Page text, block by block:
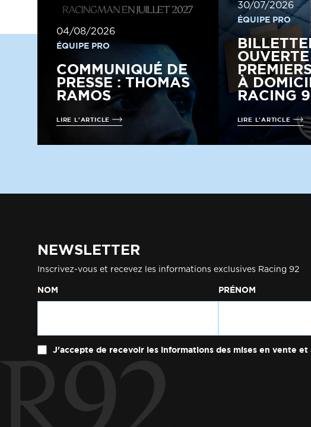
04/08/2026
ÉQUIPE PRO
COMMUNIQUÉ DE
PRESSE : THOMAS
RAMOS
LIRE L'ARTICLE
30/07/2026
ÉQUIPE PRO
À
RACING
LIRE L'ARTICLE
NEWSLETTER
Inscrivez-vous et recevez les informations exclusives Racing 92
NOM PRÉNOM
J'accepte de recevoir les informations des mises en vente et